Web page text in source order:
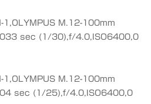
M.12-100mm
sec (1/30),f/4.0,ISO6400,0
M.12-100mm
sec (1/25),f/4.0,ISO6400,0